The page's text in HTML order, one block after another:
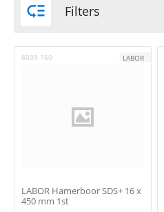
 Filters
6039.160 LABOR
LABOR Hamerboor SDS+ 16 x
450 mm 1st